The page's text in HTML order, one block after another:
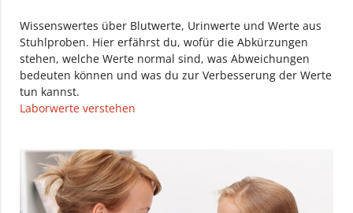
Wissenswertes über Blutwerte, Urinwerte und Werte aus
Stuhlproben. Hier erfährst du, wofür die Abkürzungen
stehen, welche Werte normal sind, was Abweichungen
bedeuten können und was du zur Verbesserung der Werte
tun kannst.
Laborwerte verstehen